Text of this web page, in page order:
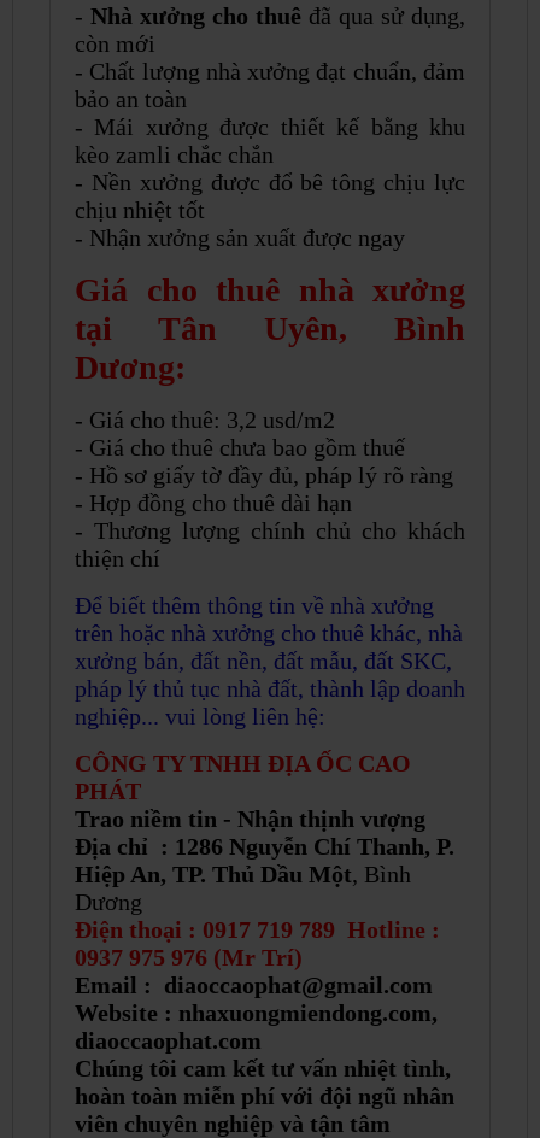
- Nhà xưởng cho thuê đã qua sử dụng,
còn mới
- Chất lượng nhà xưởng đạt chuẩn, đảm
bảo an toàn
- Mái xưởng được thiết kế bằng khu
kèo zamli chắc chắn
- Nền xưởng được đổ bê tông chịu lực
chịu nhiệt tốt
- Nhận xưởng sản xuất được ngay
Giá cho thuê nhà xưởng
tại Tân Uyên, Bình
Dương:
- Giá cho thuê: 3,2 usd/m2
- Giá cho thuê chưa bao gồm thuế
- Hồ sơ giấy tờ đầy đủ, pháp lý rõ ràng
- Hợp đồng cho thuê dài hạn
- Thương lượng chính chủ cho khách
thiện chí
Để biết thêm thông tin về nhà xưởng
trên hoặc nhà xưởng cho thuê khác, nhà
xưởng bán, đất nền, đất mẫu, đất SKC,
pháp lý thủ tục nhà đất, thành lập doanh
nghiệp... vui lòng liên hệ:
CÔNG TY TNHH ĐỊA ỐC CAO
PHÁT
Trao niềm tin - Nhận thịnh vượng
Địa chỉ : 1286 Nguyễn Chí Thanh, P.
Hiệp An, TP. Thủ Dầu Một, Bình
Dương
Điện thoại : 0917 719 789 Hotline :
0937 975 976 (Mr Trí)
Email : diaoccaophat@gmail.com
Website : nhaxuongmiendong.com,
diaoccaophat.com
Chúng tôi cam kết tư vấn nhiệt tình,
hoàn toàn miễn phí với đội ngũ nhân
viên chuyên nghiệp và tận tâm